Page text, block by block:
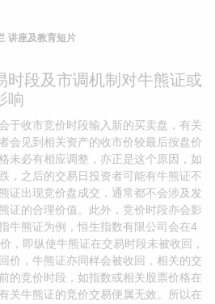
讲座及教育短片
时段及市调机制对牛熊证或
响
于收市竞价时段输入新的买卖盘，有关
会见到相关资产的收市价较最后按盘价
未必有相应调整，亦正是这个原因，如
，之后的交易日投资者可能有牛熊证不
证出现竞价盘成交，通常都不会涉及发
证的合理价值。此外，竞价时段亦会影
牛熊证为例，恒生指数有限公司会在4
，即纵使牛熊证在交易时段未被收回，
价，牛熊证亦同样会被收回，相关的交
的竞价时段，如指数或相关股票价格在
关牛熊证的竞价交易便属无效。所以在